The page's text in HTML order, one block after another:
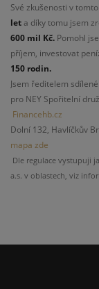
Své zkušenosti v
let a díky tomu jsem
600 mil Kč. Pomohl
příjem, investovat
150 rodin.
Jsem ředitelem
pro NEY Spořitelní
Financehb.cz
Dolní 132, Havlíčkův
mapa zde
Dle regulace vystupuji
a.s. v oblastech, viz